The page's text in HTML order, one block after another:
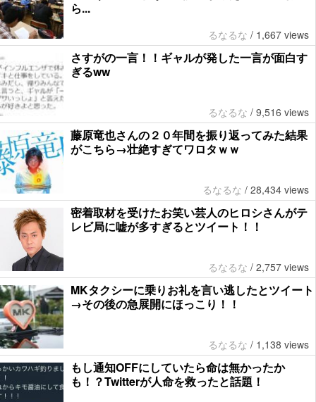
ら...
るなるな / 1,667 views
さすがの一言！！ギャルが発した一言が面白す
ぎるww
るなるな / 9,516 views
藤原竜也さんの２０年間を振り返ってみた結果
がこちら→壮絶すぎてワロタｗｗ
るなるな / 28,434 views
密着取材を受けたお笑い芸人のヒロシさんがテ
レビ局に嘘が多すぎるとツイート！！
るなるな / 2,757 views
MKタクシーに乗りお礼を言い逃したとツイート
→その後の急展開にほっこり！！
るなるな / 1,138 views
もし通知OFFにしていたら命は無かったか
も！？Twitterが人命を救ったと話題！